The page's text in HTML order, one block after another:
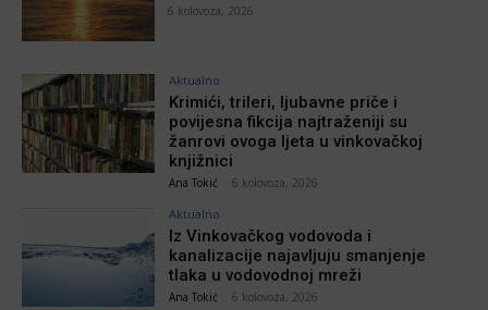
6 kolovoza, 2026
Aktualno
Krimići, trileri, ljubavne priče i
povijesna fikcija najtraženiji su
žanrovi ovoga ljeta u vinkovačkoj
knjižnici
Ana Tokić 6 kolovoza, 2026
Aktualno
Iz Vinkovačkog vodovoda i
kanalizacije najavljuju smanjenje
tlaka u vodovodnoj mreži
Ana Tokić 6 kolovoza, 2026